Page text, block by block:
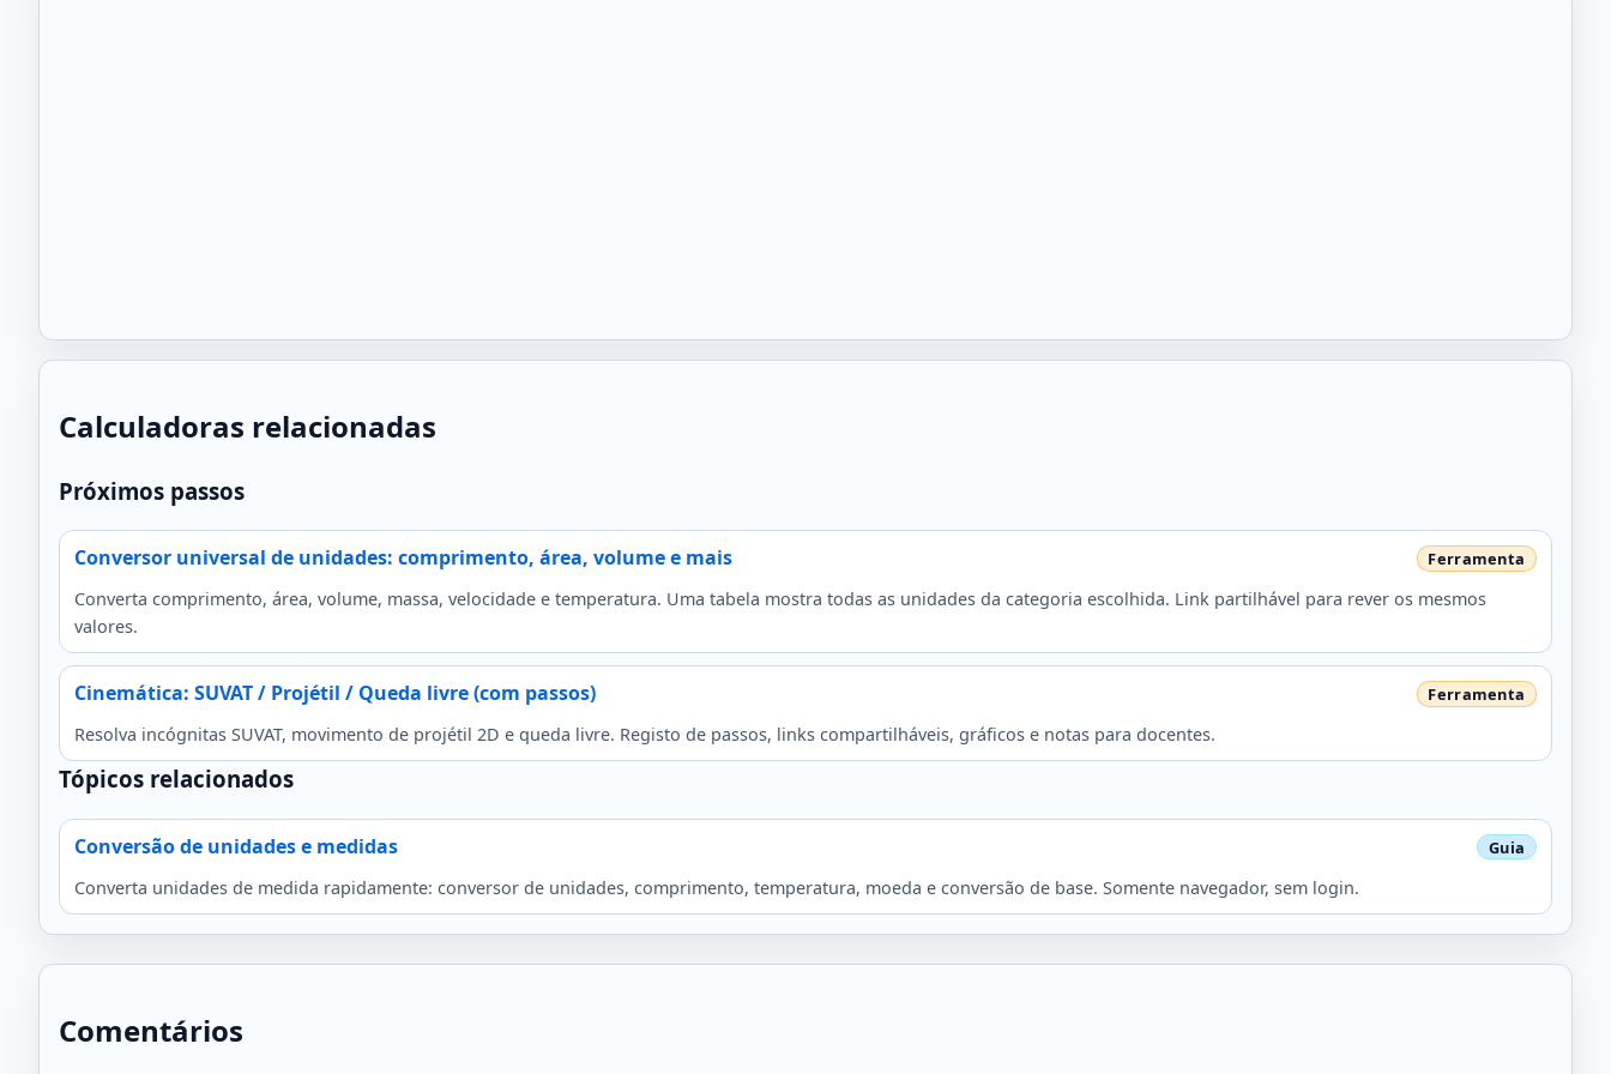
Calculadoras relacionadas
Próximos passos
Conversor universal de unidades: comprimento, área, volume e mais
Converta comprimento, área, volume, massa, velocidade e temperatura. Uma tabela mostra todas as unidades da categoria escolhida. Link partilhável para rever os mesmos
valores.
Cinemática: SUVAT / Projétil / Queda livre (com passos)
Resolva incógnitas SUVAT, movimento de projétil 2D e queda livre. Registo de passos, links compartilháveis, gráficos e notas para docentes.
Tópicos relacionados
Conversão de unidades e medidas
Converta unidades de medida rapidamente: conversor de unidades, comprimento, temperatura, moeda e conversão de base. Somente navegador, sem login.
Comentários